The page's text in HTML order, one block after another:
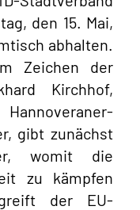
den 15. Mai,
abhalten.
Zeichen der
Kirchhof,
gibt zunächst
womit die
zu kämpfen
der EU-